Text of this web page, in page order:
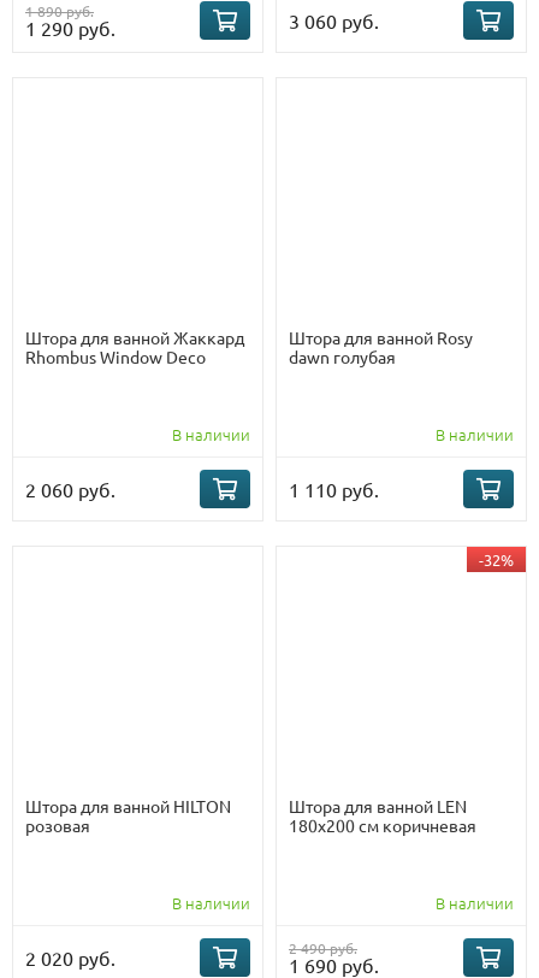
1 890 руб.
1 290 руб. 3 060 руб.
Штора для ванной Жаккард
Rhombus Window Deco
В наличии
2 060 руб.
Штора для ванной Rosy
dawn голубая
В наличии
1 110 руб.
Штора для ванной HILTON
розовая
В наличии
2 020 руб.
-32%
Штора для ванной LEN
180х200 см коричневая
В наличии
2 490 руб.
1 690 руб.